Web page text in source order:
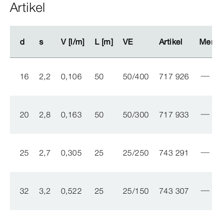
Artikel
d s V [l/m] L [m] VE Artikel
d s V [l/m] L [m] VE Artikel
16 2,2 0,106 50 50/400 717 926
20 2,8 0,163 50 50/300 717 933
25 2,7 0,305 25 25/250 743 291
32 3,2 0,522 25 25/150 743 307